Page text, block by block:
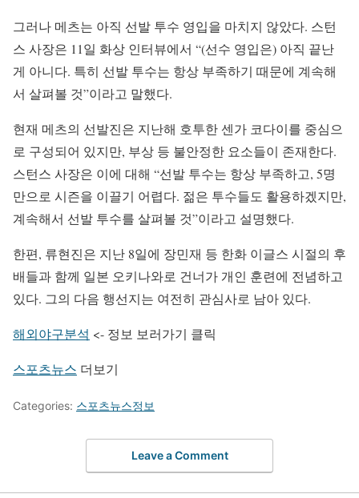
그러나 메츠는 아직 선발 투수 영입을 마치지 않았다. 스턴
스 사장은 11일 화상 인터뷰에서 “(선수 영입은) 아직 끝난
게 아니다. 특히 선발 투수는 항상 부족하기 때문에 계속해
서 살펴볼 것”이라고 말했다.
현재 메츠의 선발진은 지난해 호투한 센가 코다이를 중심으
로 구성되어 있지만, 부상 등 불안정한 요소들이 존재한다.
스턴스 사장은 이에 대해 “선발 투수는 항상 부족하고, 5명
만으로 시즌을 이끌기 어렵다. 젊은 투수들도 활용하겠지만,
계속해서 선발 투수를 살펴볼 것”이라고 설명했다.
한편, 류현진은 지난 8일에 장민재 등 한화 이글스 시절의 후
배들과 함께 일본 오키나와로 건너가 개인 훈련에 전념하고
있다. 그의 다음 행선지는 여전히 관심사로 남아 있다.
해외야구분석 <- 정보 보러가기 클릭
스포츠뉴스 더보기
Categories: 스포츠뉴스정보
Leave a Comment